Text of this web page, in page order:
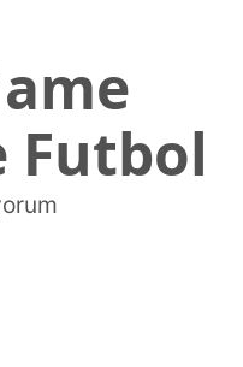
Futbol